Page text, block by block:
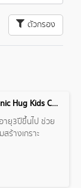
ตัวกรอง
ครีมเด็กน่ากอด - Organic Hug Kids Cream
ยุ3ปีขึ้นไป ช่วย
ร้างเกราะ